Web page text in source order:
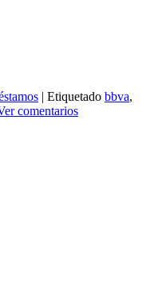
| Etiquetado bbva,
comentarios